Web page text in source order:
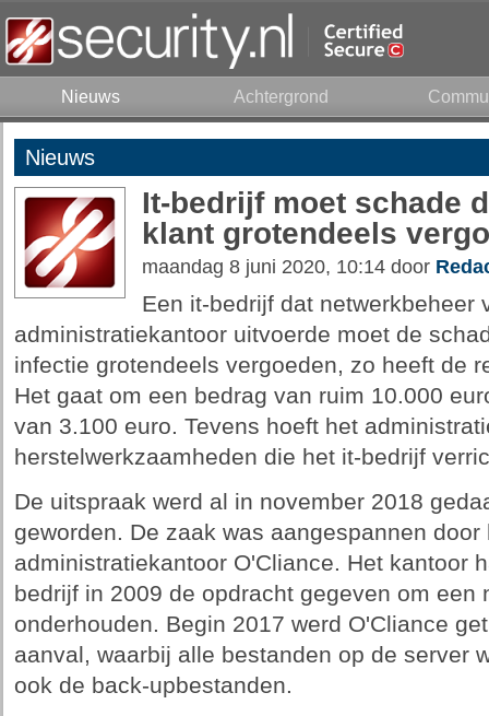
Nieuws Achtergrond
Nieuws
It-bedrijf moet schade
klant grotendeels
maandag 8 juni 2020, 10:14 door
Een it-bedrijf dat netwerkbeheer
administratiekantoor uitvoerde moet de
infectie grotendeels vergoeden, zo heeft de
Het gaat om een bedrag van ruim 10.000
van 3.100 euro. Tevens hoeft het
herstelwerkzaamheden die het it-bedrijf
De uitspraak werd al in november 2018
geworden. De zaak was aangespannen
administratiekantoor O'Cliance. Het kantoor
bedrijf in 2009 de opdracht gegeven om een
onderhouden. Begin 2017 werd O'Cliance
aanval, waarbij alle bestanden op de server
ook de back-upbestanden.